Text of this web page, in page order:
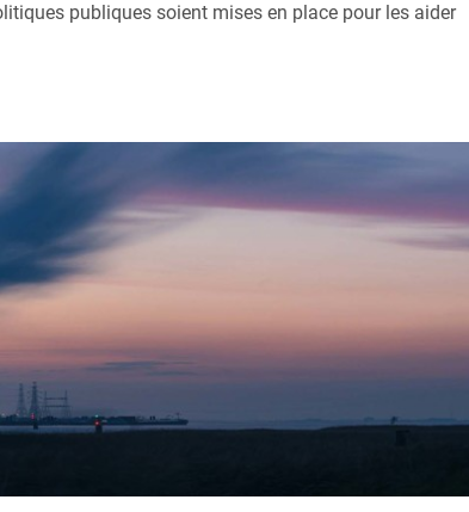
publiques soient mises en place pour les aider